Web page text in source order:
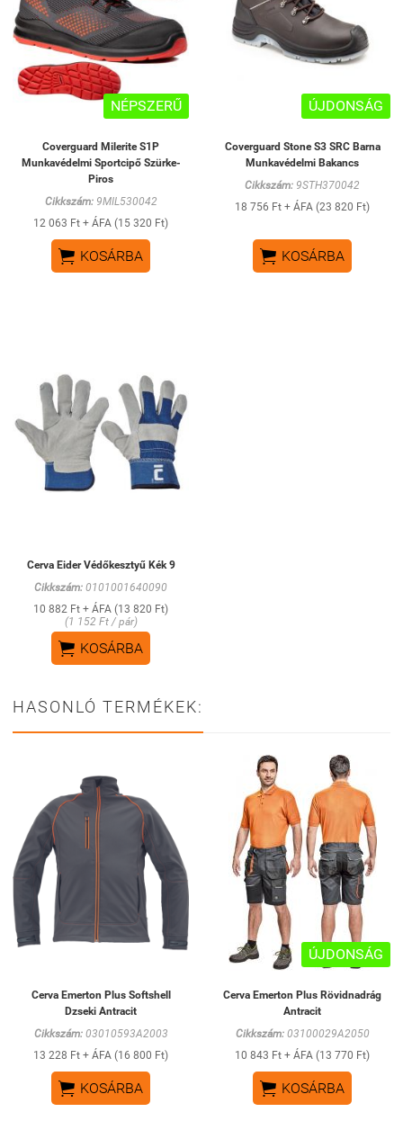
NÉPSZERŰ
Coverguard Milerite S1P
Munkavédelmi Sportcipő Szürke-
Piros
Cikkszám:9MIL530042
12 063 Ft + ÁFA (15 320 Ft)
 KOSÁRBA
ÚJDONSÁG
Coverguard Stone S3 SRC Barna
Munkavédelmi Bakancs
Cikkszám: 9STH370042
18 756 Ft + ÁFA (23 820 Ft)
 KOSÁRBA
Cerva Eider Védőkesztyű Kék 9
Cikkszám: 0101001640090
10 882 Ft + ÁFA (13 820 Ft)
(1 152 Ft / pár)
 KOSÁRBA
HASONLÓ TERMÉKEK:
Cerva Emerton Plus Softshell
Dzseki Antracit
Cikkszám:03010593A2003
13 228 Ft + ÁFA (16 800 Ft)
 KOSÁRBA
ÚJDONSÁG
Cerva Emerton Plus Rövidnadrág
Antracit
Cikkszám:03100029A2050
10 843 Ft + ÁFA (13 770 Ft)
 KOSÁRBA